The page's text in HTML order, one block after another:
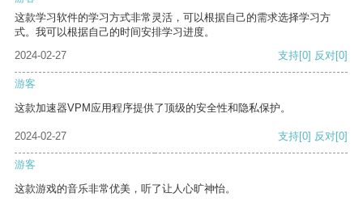
这款学习软件的学习方式非常灵活，可以根据自己的需求选择学习方
式。我可以根据自己的时间安排学习进度。
2024-02-27
支持[0] 反对[0]
游客
这款加速器VPM应用程序提供了顶级的安全性和隐私保护。
2024-02-27 支持[0] 反对[0]
游客
这款游戏的音乐非常优美，听了让人心旷神怡。